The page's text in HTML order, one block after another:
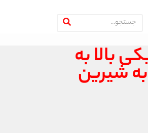
بالا به
شیرین